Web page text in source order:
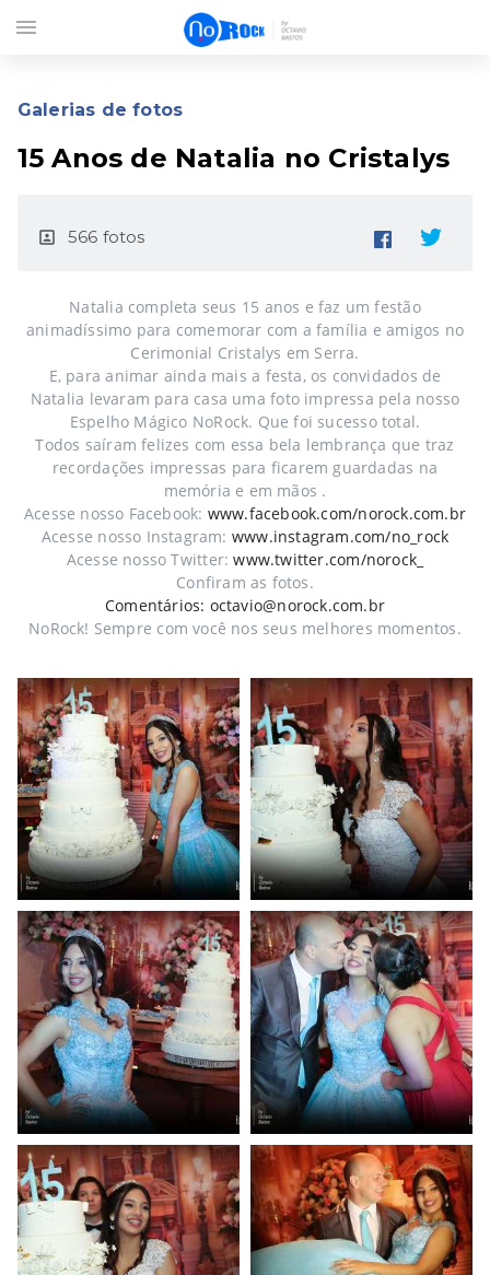
Galerias de fotos
15 Anos de Natalia no Cristalys
portrait 566 fotos
Natalia completa seus 15 anos e faz um festão
animadíssimo para comemorar com a família e amigos no
Cerimonial Cristalys em Serra.
E, para animar ainda mais a festa, os convidados de
Natalia levaram para casa uma foto impressa pela nosso
Espelho Mágico NoRock. Que foi sucesso total.
Todos saíram felizes com essa bela lembrança que traz
recordações impressas para ficarem guardadas na
memória e em mãos .
Acesse nosso Facebook: www.facebook.com/norock.com.br
Acesse nosso Instagram: www.instagram.com/no_rock
Acesse nosso Twitter:www.twitter.com/norock_
Confiram as fotos.
Comentários: octavio@norock.com.br
NoRock! Sempre com você nos seus melhores momentos.
menu